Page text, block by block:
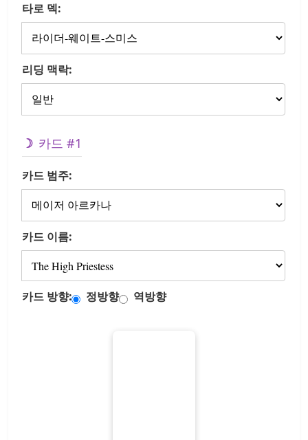
타로 덱:
리딩 맥락:
카드 #1
카드 범주:
카드 이름:
카드 방향: 정방향 역방향